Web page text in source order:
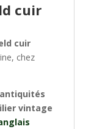
cuir
cuir
chez
vintage